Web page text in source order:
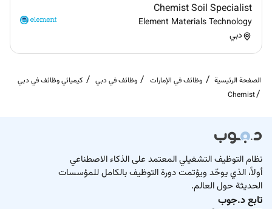
Chemist Soil Specialist
Element Materials Technology
دبي
الصفحة الرئيسية وظائف في الإمارات وظائف في دبي
كيميائي وظائف في دبي
Chemist
نظام التوظيف التشغيلي المعتمد على الذكاء الاصطناعي
أولاً، الذي يوحّد ويؤتمت دورة التوظيف بالكامل للمؤسسات
الحديثة حول العالم.
تابع د.جوب